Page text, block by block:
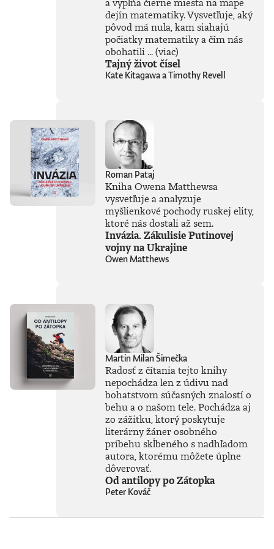
a kde sú jej limity?
Čo nás ešte len
čaká? Je pre ľudstvo
spásou alebo
hrozbou? Susskind
hraniciach, ktoré by
sme pri jej
používaní mali
jasne stanoviť.V
knihe Ako
premýšľať o umelej
inteligencii autor
čerpá zo svojich
skúseností, keďže
tejto téme sa
začiatku 80. rokov.
kľúčovú výzvu našej
doby. Jeho pohľady
sú často
nekonvenčné –
ChatGPT a
generatívnu AI
vníma len ako
najnovšiu kapitolu
v dlhom príbehu a
tvrdí, že sme stále
iba na začiatku
Naznačuje, že
technológie, ktoré
ešte neboli ani
životy v 30. rokoch
dejín matematiky. Vysvetľuje, aký
pôvod má nula, kam siahajú
počiatky matematiky a čím nás
obohatili ...(viac)
Tajný život čísel
Kate Kitagawa a Timothy Revell
Roman Pataj
Kniha Owena Matthewsa
vysvetľuje a analyzuje
myšlienkové pochody ruskej elity,
ktoré nás dostali až sem.
Invázia. Zákulisie Putinovej
vojny na Ukrajine
Owen Matthews
Martin Milan Šimečka
Radosť z čítania tejto knihy
nepochádza len z údivu nad
bohatstvom súčasných znalostí o
behu a o našom tele. Pochádza aj
zo zážitku, ktorý poskytuje
literárny žáner osobného
príbehu skĺbeného s nadhľadom
autora, ktorému môžete úplne
dôverovať.
Od antilopy po Zátopka
Peter Kováč